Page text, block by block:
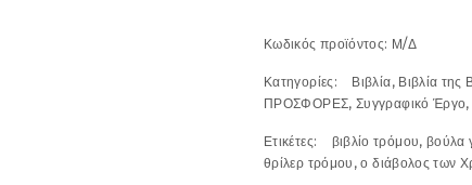
Κωδικός προϊόντος: Μ/Δ
Κατηγορίες: Βιβλία, Βιβλία της
ΠΡΟΣΦΟΡΕΣ, Συγγραφικό Έργο
Ετικέτες: βιβλίο τρόμου,βούλα
θρίλερ τρόμου ,ο διάβολος των